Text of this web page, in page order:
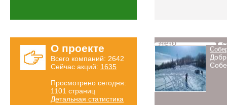
О проекте
Всего компаний: 2642
Сейчас акций: 1635
Просмотрено сегодня:
1101 страниц
Детальная статистика
Лето